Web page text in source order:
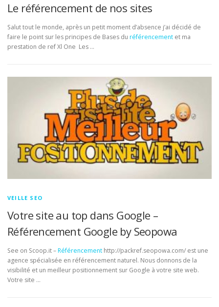
Le référencement de nos sites
Salut tout le monde, après un petit moment d’absence j’ai décidé de
faire le point sur les principes de Bases du référencement et ma
prestation de ref Xl One Les …
VEILLE SEO
Votre site au top dans Google –
Référencement Google by Seopowa
See on Scoop.it –Référencement http://packref.seopowa.com/ est une
agence spécialisée en référencement naturel. Nous donnons de la
visibilité et un meilleur positionnement sur Google à votre site web.
Votre site …